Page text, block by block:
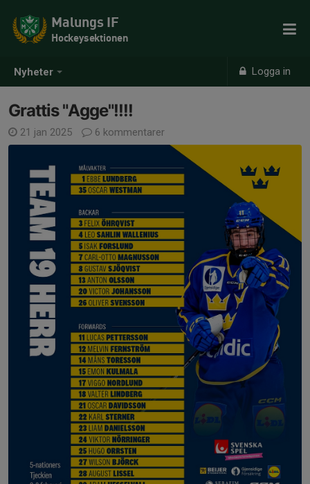
Nyheter Logga in
Malungs IF
Hockeysektionen
Grattis "Agge"!!!!
21 jan 2025 6 kommentarer